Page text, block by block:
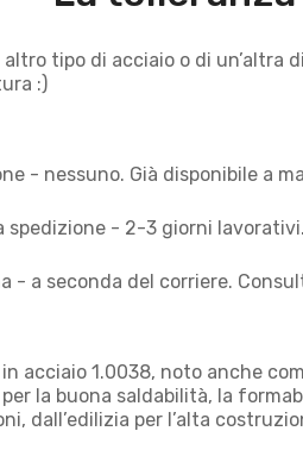
tipo di acciaio o di un’altra
:)
- nessuno. Già disponibile a
spedizione - 2-3 giorni lavorativi.
- a seconda del corriere.
acciaio 1.0038, noto anche
la buona saldabilità, la
dall’edilizia per l’alta